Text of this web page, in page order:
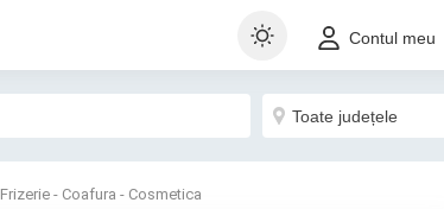
Contul meu
Frizerie - Coafura - Cosmetica